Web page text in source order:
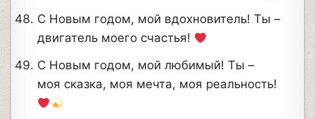
С Новым годом, мой вдохновитель! Ты –
двигатель моего счастья!
С Новым годом, мой любимый! Ты –
моя сказка, моя мечта, моя реальность!